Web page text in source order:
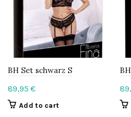
BH Set schwarz S
89,95 €
Add to cart